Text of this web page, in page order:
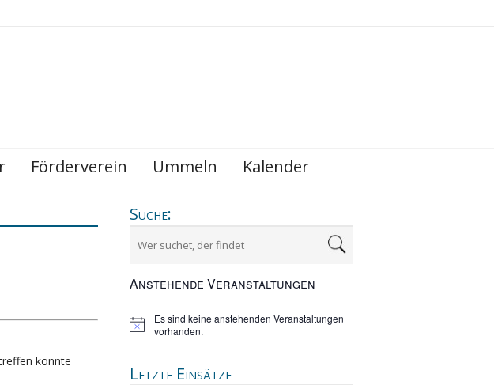
Förderverein Ummeln Kalender
Suche:
Anstehende Veranstaltungen
Hinweis
Es sind keine anstehenden Veranstaltungen
vorhanden.
Letzte Einsätze
konnte